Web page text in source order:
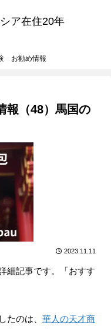
ア在住20年
お勧め情報
報（48）馬国の
2023.11.11
細記事です。「おすす
たのは、 華人の天才商